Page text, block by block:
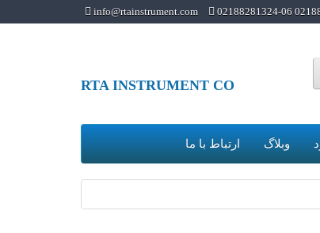
info@rtainstrument.com
RTA INSTRUMENT CO
وبلاگ ارتباط با ما